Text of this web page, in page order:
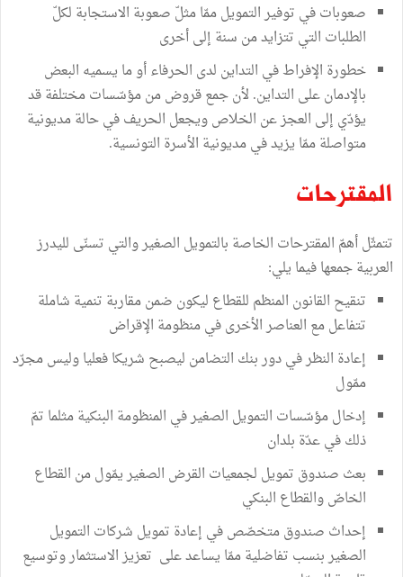
صعوبات في توفير التمويل ممّا مثلّ صعوبة الاستجابة لكلّ
الطلبات التي تتزايد من سنة إلى أخرى
خطورة الإفراط في التداين لدى الحرفاء أو ما يسميه البعض
بالإدمان على التداين. لأن جمع قروض من مؤسّسات مختلفة قد
يؤدّي إلى العجز عن الخلاص ويجعل الحريف في حالة مديونية
متواصلة ممّا يزيد في مديونية الأسرة التونسية.
المقترحات
تتمثّل أهمّ المقترحات الخاصة بالتمويل الصغير والتي تسنّى لليدرز
العربية جمعها فيما يلي:
تنقيح القانون المنظم للقطاع ليكون ضمن مقاربة تنمية شاملة
تتفاعل مع العناصر الأخرى في منظومة الإقراض
إعادة النظر في دور بنك التضامن ليصبح شريكا فعليا وليس مجرّد
ممّول
إدخال مؤسّسات التمويل الصغير في المنظومة البنكية مثلما تمّ
ذلك في عدّة بلدان
بعث صندوق تمويل لجمعيات القرض الصغير يمّول من القطاع
الخاصّ والقطاع البنكي
إحداث صندوق متخصّص في إعادة تمويل شركات التمويل
الصغير بنسب تفاضلية ممّا يساعد على تعزيز الاستثمار وتوسيع